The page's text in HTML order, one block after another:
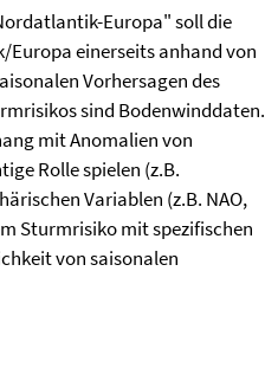
Europa" soll die
einerseits anhand von
Vorhersagen des
sind Bodenwinddaten.
mit Anomalien von
Rolle spielen (z.B.
Variablen (z.B. NAO,
Sturmrisiko mit spezifischen
von saisonalen